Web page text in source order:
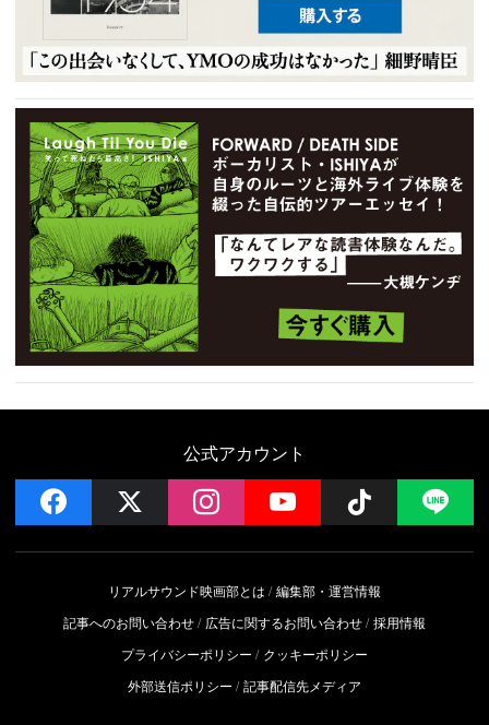
公式アカウント
facebook instagramYouTube Follow
リアルサウンド映画部とは
編集部・運営情報
記事へのお問い合わせ
広告に関するお問い合わせ 採用情報
プライバシーポリシー
クッキーポリシー
外部送信ポリシー
記事配信先メディア